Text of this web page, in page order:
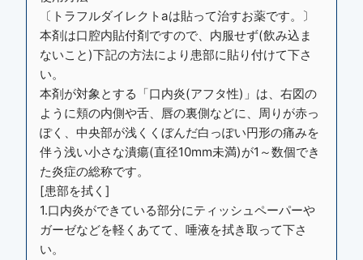
〔トラフルダイレクトaは貼って治すお薬です。〕
本剤は口腔内貼付剤ですので、内服せず(飲み込ま
ないこと)下記の方法により患部に貼り付けて下さ
い。
本剤が対象とする「口内炎(アフタ性)」は、右図の
ように頬の内側や舌、唇の裏側などに、周りが赤っ
ぽく、中央部が浅くくぼんだ白っぽい円形の痛みを
伴う浅い小さな潰瘍(直径10mm未満)が1～数個でき
た炎症の総称です。
[患部を拭く]
1.口内炎ができている部分にティッシュペーパーや
ガーゼなどを軽くあてて、唾液を拭き取って下さ
い。